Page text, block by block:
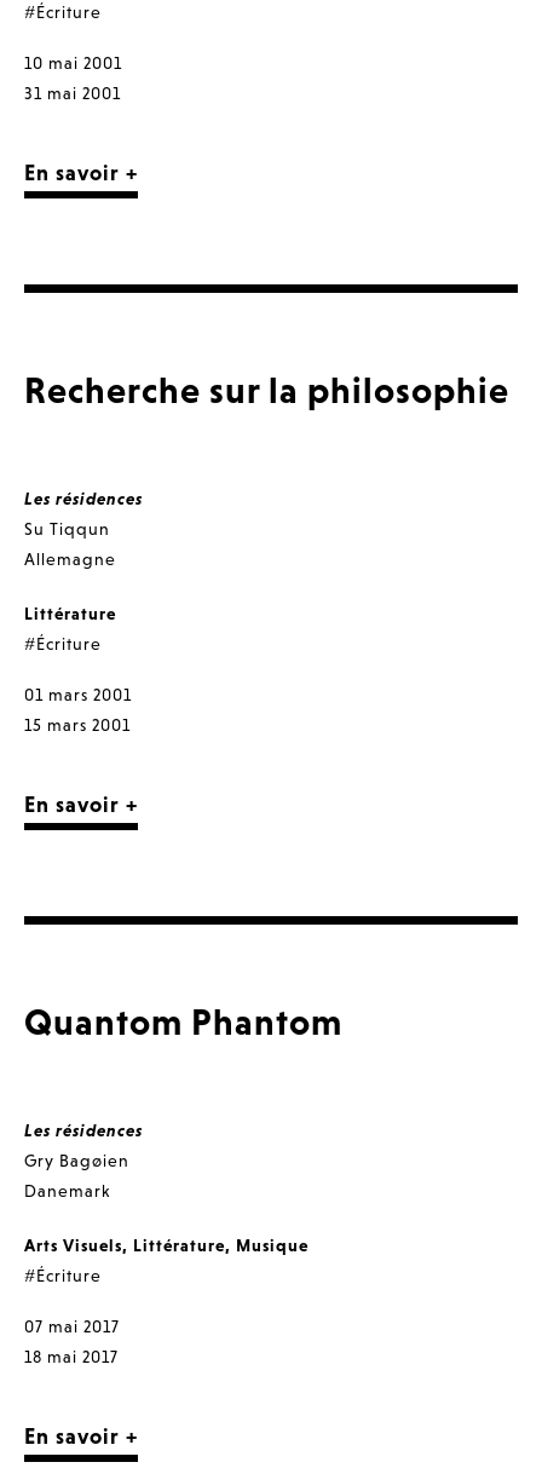
#Écriture
10 mai 2001
31 mai 2001
En savoir +
Recherche sur la philosophie
Les résidences
Su Tiqqun
Allemagne
Littérature
#Écriture
01 mars 2001
15 mars 2001
En savoir +
Quantom Phantom
Les résidences
Gry Bagøien
Danemark
Arts Visuels, Littérature, Musique
#Écriture
07 mai 2017
18 mai 2017
En savoir +